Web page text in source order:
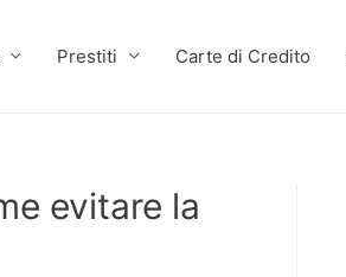
Prestiti Carte di Credito
evitare la